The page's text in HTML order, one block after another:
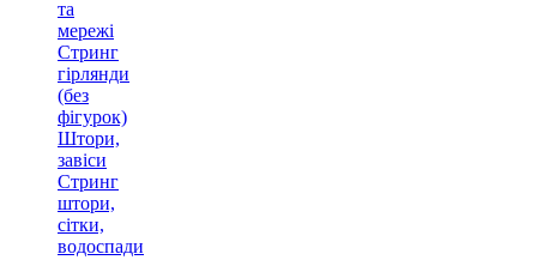
та
мережі
Стринг
гірлянди
(без
фігурок)
Штори,
завіси
Стринг
штори,
сітки,
водоспади